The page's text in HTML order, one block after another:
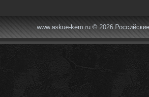
www.askue-kem.ru © 2026